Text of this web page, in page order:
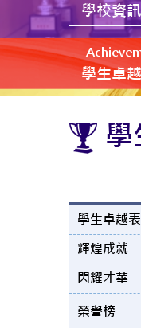
學校資訊
學生卓
學
學生卓越
輝煌成就
閃耀才華
榮譽榜